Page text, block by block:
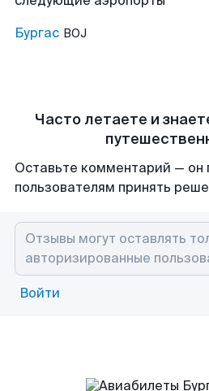
Бургас BOJ
Часто летаете и
Оставьте комментарий — он
пользователям принять
Войти